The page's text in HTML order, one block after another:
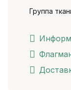
Группа